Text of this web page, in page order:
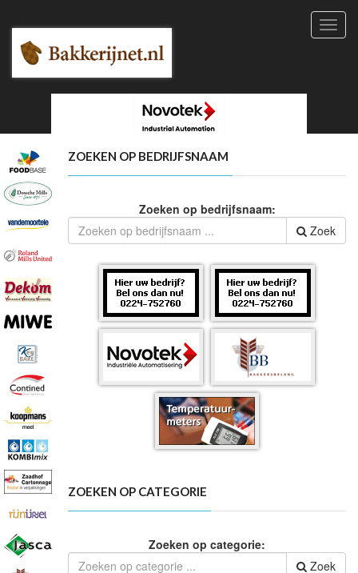
ZOEKEN OP BEDRIJFSNAAM
Zoeken op bedrijfsnaam:
Zoek
ZOEKEN OP CATEGORIE
Zoeken op categorie:
Zoek